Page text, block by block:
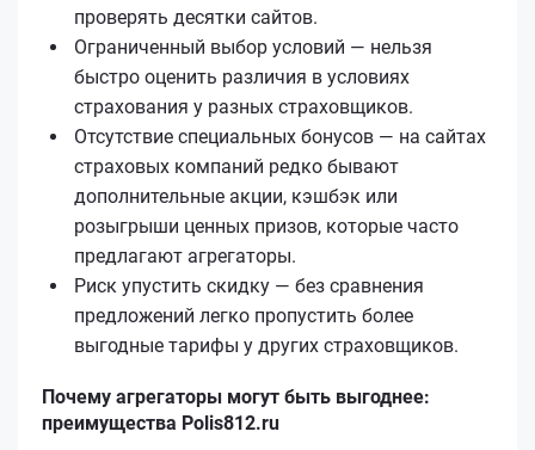
проверять десятки сайтов.
Ограниченный выбор условий — нельзя
быстро оценить различия в условиях
страхования у разных страховщиков.
Отсутствие специальных бонусов — на сайтах
страховых компаний редко бывают
дополнительные акции, кэшбэк или
розыгрыши ценных призов, которые часто
предлагают агрегаторы.
Риск упустить скидку — без сравнения
предложений легко пропустить более
выгодные тарифы у других страховщиков.
Почему агрегаторы могут быть выгоднее:
преимущества Polis812.ru